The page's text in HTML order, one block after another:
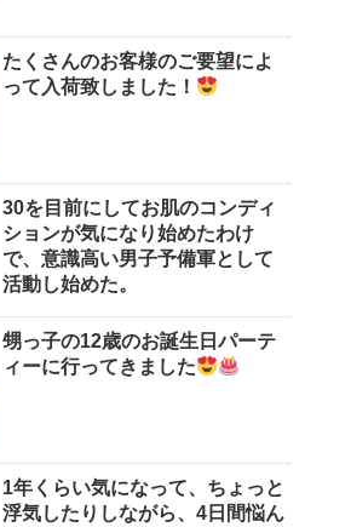
たくさんのお客様のご要望によ
って入荷致しました！
30を目前にしてお肌のコンディ
ションが気になり始めたわけ
で、意識高い男子予備軍として
活動し始めた。
甥っ子の12歳のお誕生日パーテ
ィーに行ってきました
1年くらい気になって、ちょっと
浮気したりしながら、4日間悩ん